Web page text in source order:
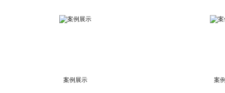
案例展示 案